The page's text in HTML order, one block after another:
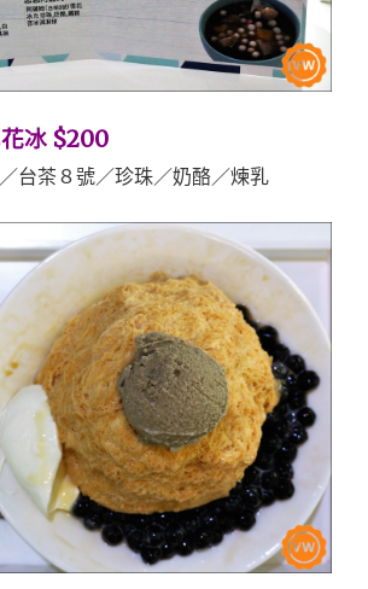
冰 $200
台茶８號／珍珠／奶酪／煉乳